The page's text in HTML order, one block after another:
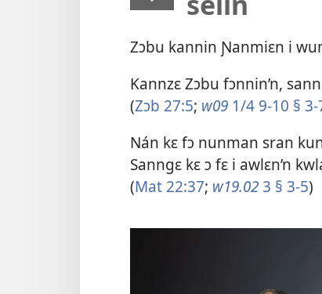
Zɔbu kannin Ɲanmiɛn i
Kannzɛ Zɔbu fɔnnin’n,
(Zɔb 27:5; w09 1/4 9-10 § 3-
Nán kɛ fɔ nunman sran
Sanngɛ kɛ ɔ fɛ i awlɛn’n
(Mat 22:37; w19.023 § 3-5)